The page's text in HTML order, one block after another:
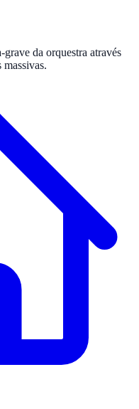
da orquestra através
massivas.